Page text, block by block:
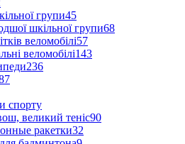
групи45
шкільної групи68
веломобілі57
веломобілі143
236
спорту
великий теніс90
ракетки32